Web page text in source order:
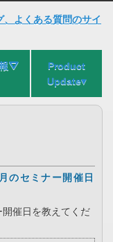
⛛
Product
Update▾
セミナー開催日
催日を教えてくだ